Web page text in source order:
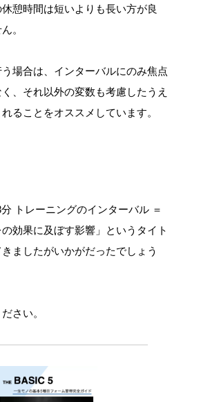
憩時間は短いよりも長い方が良
。
う場合は、インターバルにのみ焦点
、それ以外の変数も考慮したうえ
ることをオススメしています。
トレーニングのインターバル ＝
効果に及ぼす影響」というタイト
ましたがいかがだったでしょう
さい。